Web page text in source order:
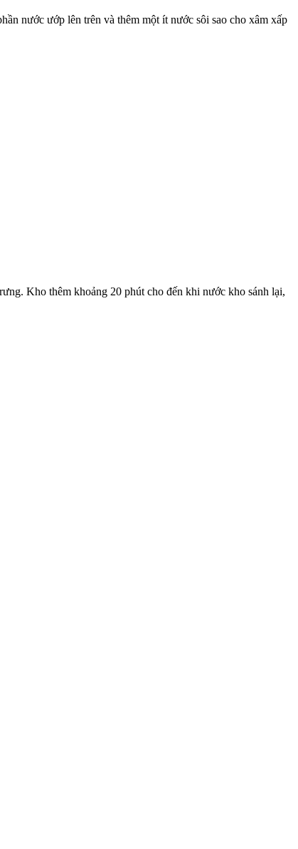
nước ướp lên trên và thêm một ít nước sôi sao cho xâm xấp
Kho thêm khoảng 20 phút cho đến khi nước kho sánh lại,